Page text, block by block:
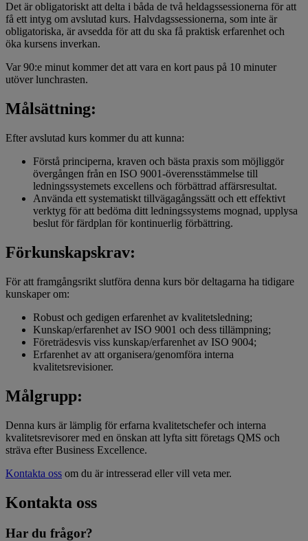
Det är obligatoriskt att delta i båda de två heldagssessionerna för att
få ett intyg om avslutad kurs. Halvdagssessionerna, som inte är
obligatoriska, är avsedda för att du ska få praktisk erfarenhet och
öka kursens inverkan.
Var 90:e minut kommer det att vara en kort paus på 10 minuter
utöver lunchrasten.
Målsättning:
Efter avslutad kurs kommer du att kunna:
Förstå principerna, kraven och bästa praxis som möjliggör
övergången från en ISO 9001-överensstämmelse till
ledningssystemets excellens och förbättrad affärsresultat.
Använda ett systematiskt tillvägagångssätt och ett effektivt
verktyg för att bedöma ditt ledningssystems mognad, upplysa
beslut för färdplan för kontinuerlig förbättring.
Förkunskapskrav:
För att framgångsrikt slutföra denna kurs bör deltagarna ha tidigare
kunskaper om:
Robust och gedigen erfarenhet av kvalitetsledning;
Kunskap/erfarenhet av ISO 9001 och dess tillämpning;
Företrädesvis viss kunskap/erfarenhet av ISO 9004;
Erfarenhet av att organisera/genomföra interna
kvalitetsrevisioner.
Målgrupp:
Denna kurs är lämplig för erfarna kvalitetschefer och interna
kvalitetsrevisorer med en önskan att lyfta sitt företags QMS och
sträva efter Business Excellence.
Kontakta oss om du är intresserad eller vill veta mer.
Kontakta oss
Har du frågor?